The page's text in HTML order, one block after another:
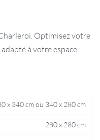
Optimisez votre
à votre espace.
x 340 cm ou 340 x 280 cm
280 x 280 cm